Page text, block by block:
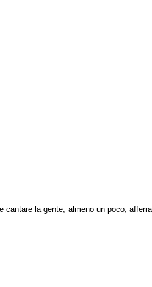
la gente, almeno un poco,